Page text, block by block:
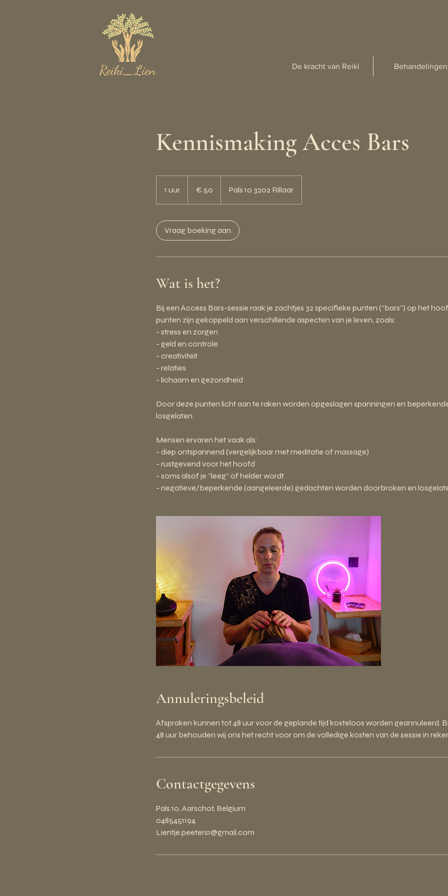
De kracht van Reiki Behandelingen
Kennismaking Acces Bars
1 uur
u
€ 50 Pals 10 3202 Rillaar
Vraag boeking aan
Wat is het?
Bij een Access Bars-sessie raak je zachtjes 32 specifieke punten (“bars”) op het
punten zijn gekoppeld aan verschillende aspecten van je leven, zoals:
- stress en zorgen
- geld en controle
- creativiteit
- relaties
- lichaam en gezondheid
Door deze punten licht aan te raken worden opgeslagen spanningen en
losgelaten.
Mensen ervaren het vaak als:
- diep ontspannend (vergelijkbaar met meditatie of massage)
- rustgevend voor het hoofd
- soms alsof je “leeg” of helder wordt
- negatieve/beperkende (aangeleerde) gedachten worden doorbroken en
Annuleringsbeleid
Afspraken kunnen tot 48 uur voor de geplande tijd kosteloos worden geannuleerd.
48 uur behouden wij ons het recht voor om de volledige kosten van de sessie in
Contactgegevens
Pals 10, Aarschot, Belgium
0485451194
Lientje.peeters1@gmail.com